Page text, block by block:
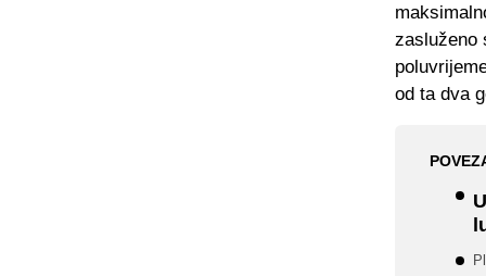
zasluženo
od ta dva